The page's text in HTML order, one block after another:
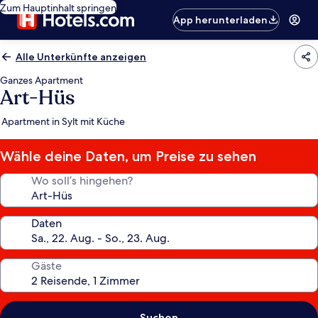
Zum Hauptinhalt springen
App herunterladen
Alle Unterkünfte anzeigen
Ganzes Apartment
Art-Hüs
Apartment in Sylt mit Küche
Wähle deine Daten, um Preise zu sehen
Wo soll’s hingehen?
Daten
Gäste